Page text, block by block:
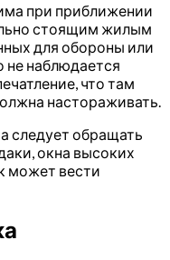
при приближении
стоящим жилым
для обороны или
не наблюдается
что там
настораживать.
следует обращать
окна высоких
может вести